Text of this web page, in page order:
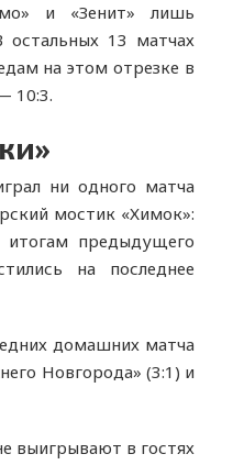
и «Зенит» лишь
13 матчах
на этом отрезке в
10:3.
ни одного матча
мостик «Химок»:
предыдущего
на последнее
домашних матча
Новгорода» (3:1) и
выигрывают в гостях